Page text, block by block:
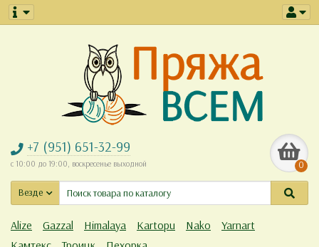
+7 (951) 651-32-99
с 10:00 до 19:00, воскресенье выходной 0
Везде
Alize Gazzal Himalaya Kartopu Nako
Yarnart